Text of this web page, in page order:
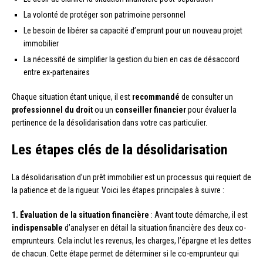
La volonté de protéger son patrimoine personnel
Le besoin de libérer sa capacité d’emprunt pour un nouveau projet
immobilier
La nécessité de simplifier la gestion du bien en cas de désaccord
entre ex-partenaires
Chaque situation étant unique, il est recommandé de consulter un
professionnel du droitou un conseiller financierpour évaluer la
pertinence de la désolidarisation dans votre cas particulier.
Les étapes clés de la désolidarisation
La désolidarisation d’un prêt immobilier est un processus qui requiert de
la patience et de la rigueur. Voici les étapes principales à suivre :
1. Évaluation de la situation financière : Avant toute démarche, il est
indispensable d’analyser en détail la situation financière des deux co-
emprunteurs. Cela inclut les revenus, les charges, l’épargne et les dettes
de chacun. Cette étape permet de déterminer si le co-emprunteur qui